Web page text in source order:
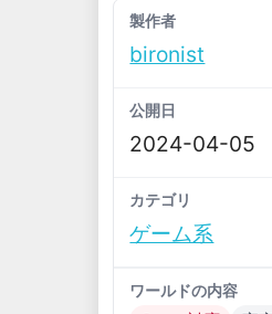
製作者
bironist
公開日
2024-04-05
カテゴリ
ゲーム系
ワールドの内容